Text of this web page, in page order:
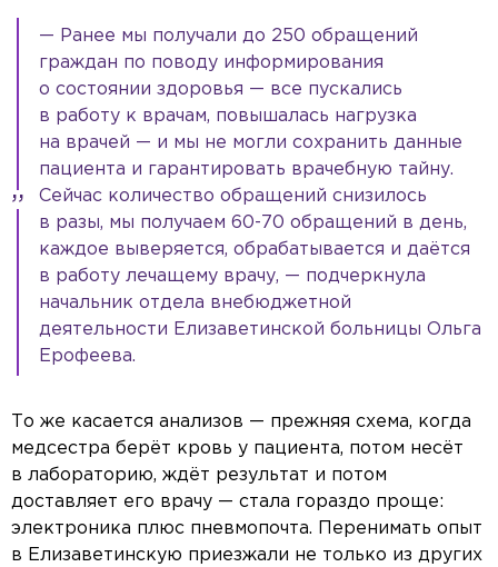
— Ранее мы получали до 250 обращений
граждан по поводу информирования
о состоянии здоровья — все пускались
в работу к врачам, повышалась нагрузка
на врачей — и мы не могли сохранить данные
пациента и гарантировать врачебную тайну.
Сейчас количество обращений снизилось
в разы, мы получаем 60-70 обращений в день,
каждое выверяется, обрабатывается и даётся
в работу лечащему врачу, — подчеркнула
начальник отдела внебюджетной
деятельности Елизаветинской больницы Ольга
Ерофеева.
То же касается анализов — прежняя схема, когда
медсестра берёт кровь у пациента, потом несёт
в лабораторию, ждёт результат и потом
доставляет его врачу — стала гораздо проще:
электроника плюс пневмопочта. Перенимать опыт
в Елизаветинскую приезжали не только из других